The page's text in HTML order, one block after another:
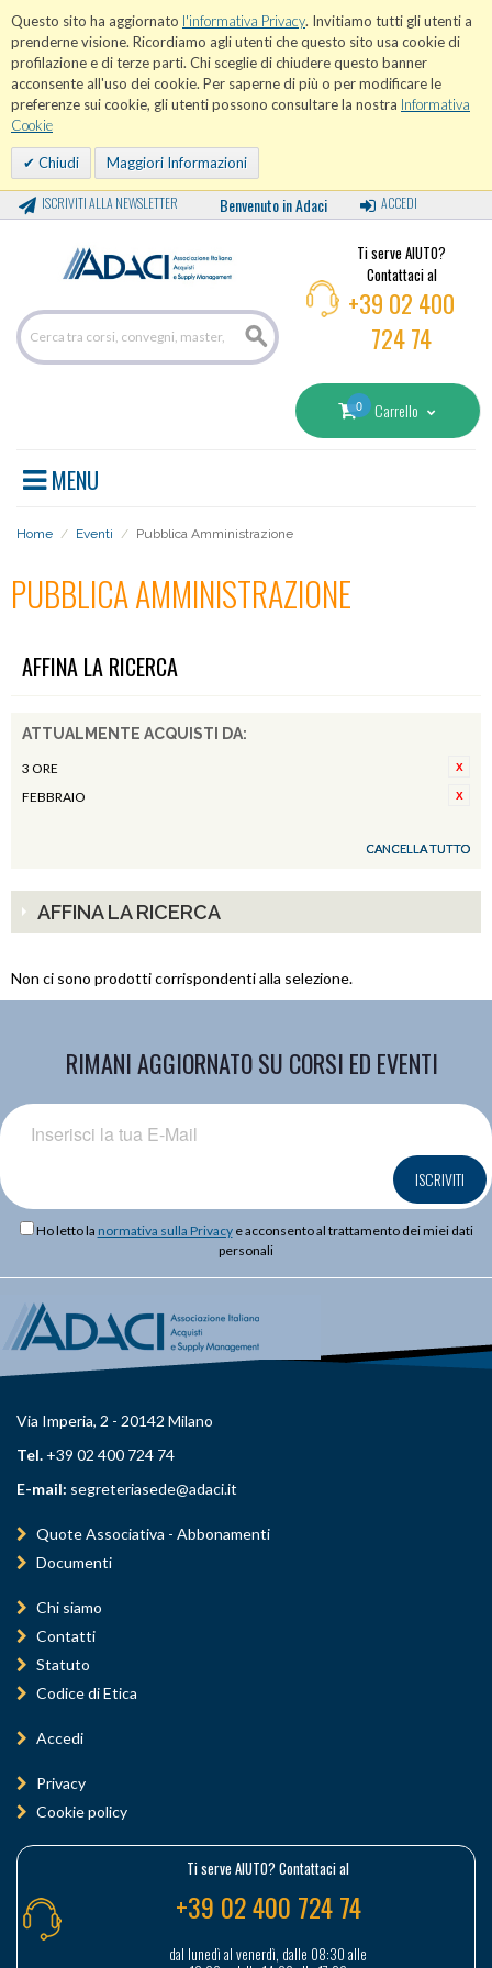
Questo sito ha aggiornato l'informativa Privacy. Invitiamo tutti gli utenti a
prenderne visione. Ricordiamo agli utenti che questo sito usa cookie di
profilazione e di terze parti. Chi sceglie di chiudere questo banner
acconsente all'uso dei cookie. Per saperne di più o per modificare le
preferenze sui cookie, gli utenti possono consultare la nostra Informativa
Cookie
Chiudi Maggiori Informazioni
ISCRIVITI ALLA NEWSLETTER Benvenuto in Adaci ACCEDI
Ti serve AIUTO?
Contattaci al
+39 02 400
724 74
0 Carrello
MENU
Home / Eventi / Pubblica Amministrazione
PUBBLICA AMMINISTRAZIONE
AFFINA LA RICERCA
ATTUALMENTE ACQUISTI DA:
3 ORE
FEBBRAIO
CANCELLA TUTTO
AFFINA LA RICERCA
Non ci sono prodotti corrispondenti alla selezione.
RIMANI AGGIORNATO SU CORSI ED EVENTI
ISCRIVITI
Ho letto la normativa sulla Privacye acconsento al trattamento dei miei dati
personali
Via Imperia, 2 - 20142 Milano
Tel. +39 02 400 724 74
E-mail: segreteriasede@adaci.it
Quote Associativa - Abbonamenti
Documenti
Chi siamo
Contatti
Statuto
Codice di Etica
Accedi
Privacy
Cookie policy
Ti serve AIUTO? Contattaci al
+39 02 400 724 74
dal lunedì al venerdì, dalle 08:30 alle